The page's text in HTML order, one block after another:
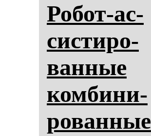
Ро­бот-ас­
сис­ти­ро­
ван­ные
ком­би­ни­
ро­ван­ные